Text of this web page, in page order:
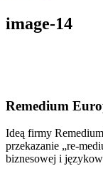
image-14
Remedium
Ideą firmy
przekazanie „re-
biznesowej i